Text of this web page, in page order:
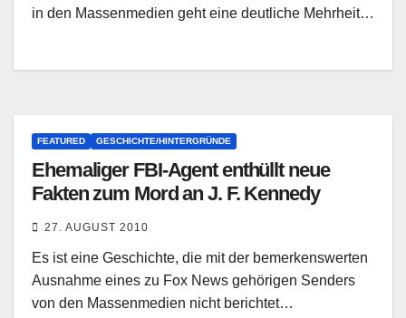
in den Massenmedien geht eine deutliche Mehrheit…
FEATURED GESCHICHTE/HINTERGRÜNDE
Ehemaliger FBI-Agent enthüllt neue
Fakten zum Mord an J. F. Kennedy
27. AUGUST 2010
Es ist eine Geschichte, die mit der bemerkenswerten
Ausnahme eines zu Fox News gehörigen Senders
von den Massenmedien nicht berichtet…